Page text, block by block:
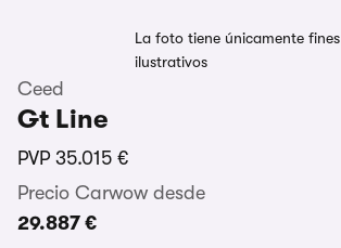
La foto tiene únicamente fines
ilustrativos
Ceed
Gt Line
PVP 35.015 €
Precio Carwow desde
29.887 €